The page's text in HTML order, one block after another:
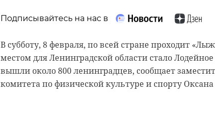
Подписывайтесь на нас в
В субботу, 8 февраля, по всей стране проходит
местом для Ленинградской области стало
вышли около 800 ленинградцев, сообщает
комитета по физической культуре и спорту Оксана
Сейчас расчищают рамы, снимают старый слой
уникальные витражи в морском стиле. Впереди
пенькой, антибиологическая и противопожарная
Руслан Семенченко мечтает, чтобы историки-
о жизни Анны. В этом году бельгийские архивы
летней давности и, может тогда, удастся узнать,